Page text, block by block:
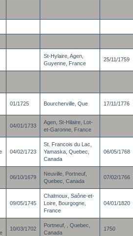
St-Hylaire, Agen,
Guyenne, France
25/11/1759
01/1725 Bourcherville, Que 17/11/1776
04/01/1733
Agen, St-Hilaire, Lot-
et-Garonne, France
04/02/1723
St. Francois du Lac,
Yamaska, Quebec,
Canada
06/05/1768
06/10/1679
Neuville, Portneuf,
Quebec, Canada
07/02/1766
09/05/1745
Chalmoux, Saône-et-
Loire, Bourgogne,
France
04/01/1820
10/03/1702
Portneuf, , Quebec,
Canada
1750